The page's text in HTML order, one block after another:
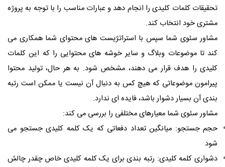
تحقیقات کلمات کلیدی را انجام دهد و عبارات مناسب را با توجه به پروژه
مشتری خود انتخاب کند.
مشاور سئوی شما سپس با استراتژیست های محتوای شما همکاری می
کند تا موضوعات وبلاگ و سایر خوشه های محتوایی را که این کلمات
کلیدی را هدف قرار می دهند، مشخص شود. به هر حال، تولید محتوا
پیرامون موضوعاتی که هیچ کس به دنبال آن نیست یا ممکن است رتبه
بندی آن بسیار دشوار باشد، فایده ای ندارد.
مشاور سئوی شما معیارهای مختلفی را بررسی می کند:
حجم جستجو: میانگین تعداد دفعاتی که یک کلمه کلیدی جستجو می
شود
دشواری کلمه کلیدی: رتبه بندی برای یک کلمه کلیدی خاص چقدر چالش